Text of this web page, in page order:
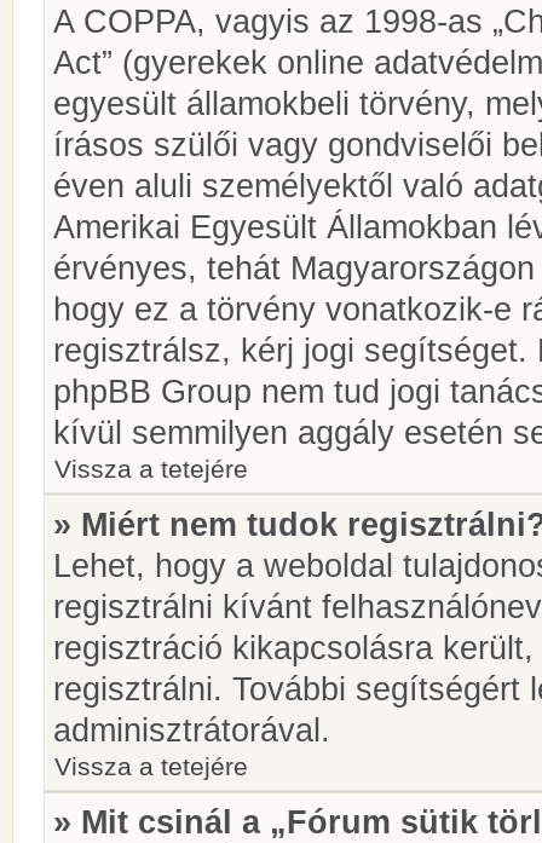
A COPPA, vagyis az 1998-as
Act” (gyerekek online
egyesült államokbeli törvény,
írásos szülői vagy gondviselői
éven aluli személyektől való
Amerikai Egyesült Államokban
érvényes, tehát
hogy ez a törvény vonatkozik-e
regisztrálsz, kérj jogi
phpBB Group nem tud jogi
kívül semmilyen aggály esetén
Vissza a tetejére
» Miért nem tudok
Lehet, hogy a weboldal
regisztrálni kívánt
regisztráció kikapcsolásra
regisztrálni. További segítségért
adminisztrátorával.
Vissza a tetejére
» Mit csinál a „Fórum sütik